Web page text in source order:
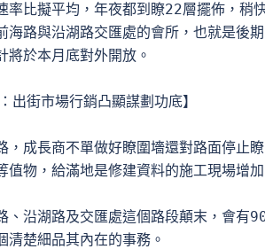
率比擬平均，年夜都到瞭22層擺佈，稍
海路與沿湖路交匯處的會所，也就是後
將於本月底對外開放。
出街市場行銷凸顯謀劃功底】
，成長商不單做好瞭圍墻還對路面停止
值物，給滿地是修建資料的施工現場增
、沿湖路及交匯處這個路段顛末，會有
清楚細品其內在的事務。